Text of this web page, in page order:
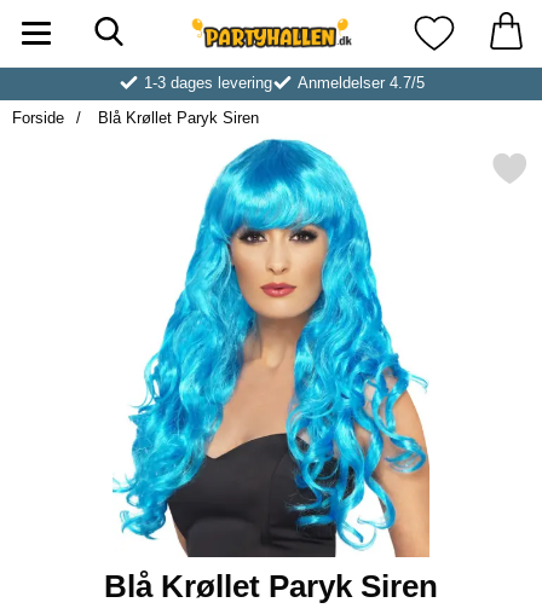
Startside for Partyhallen AB Mine
1-3 dages levering
Anmeldelser 4.7/5
Forside
Blå Krøllet Paryk Siren
Markér blå Krøllet Paryk
Blå Krøllet Paryk Siren